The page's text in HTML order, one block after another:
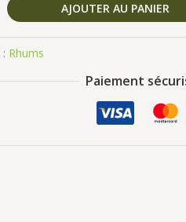
AJOUTER AU PANIER
Rhums
Paiement